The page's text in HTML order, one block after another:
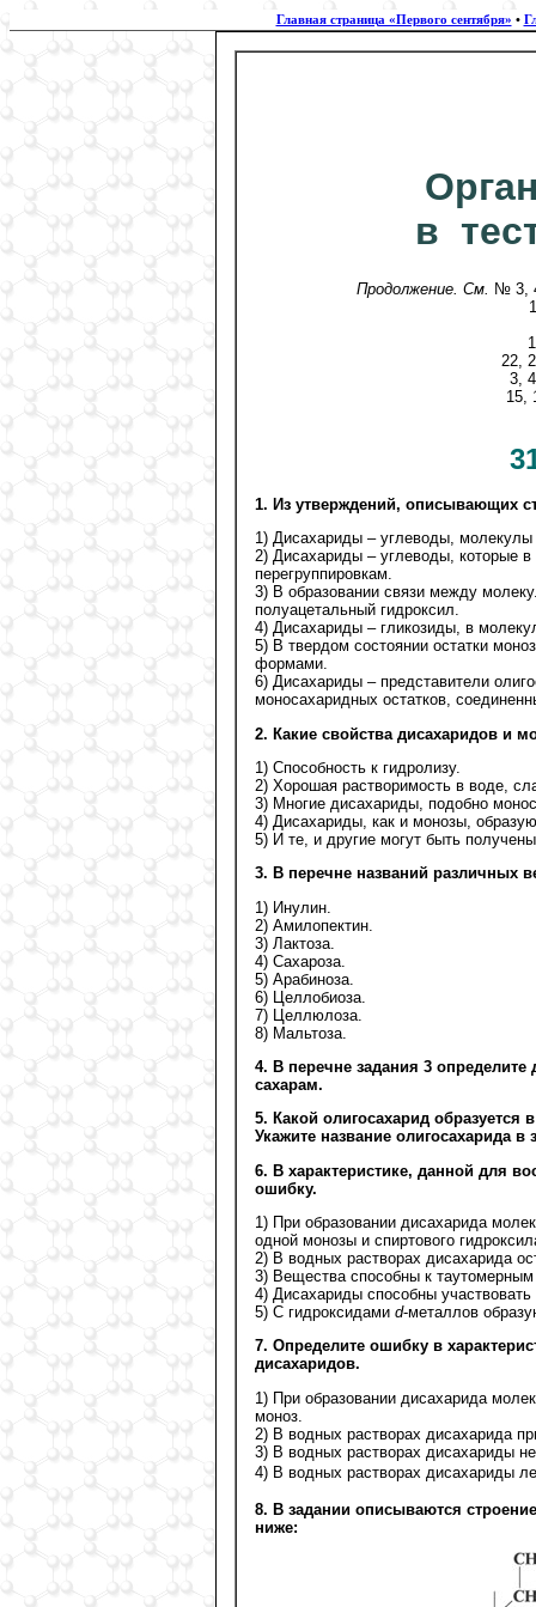
Главная страница «Первого сентября» •
в
Продолжение. См.
№ 3,
22,
3,
15,
1. Из утверждений, описывающих
1) Дисахариды – углеводы,
2) Дисахариды – углеводы, которые
перегруппировкам.
3) В образовании связи между
полуацетальный гидроксил.
4) Дисахариды – гликозиды, в
5) В твердом состоянии остатки
формами.
6) Дисахариды – представители
моносахаридных остатков,
2. Какие свойства дисахаридов и
1) Способность к гидролизу.
2) Хорошая растворимость в воде,
3) Многие дисахариды, подобно
4) Дисахариды, как и монозы,
5) И те, и другие могут быть
3. В перечне названий различных
1) Инулин.
2) Амилопектин.
3) Лактоза.
4) Сахароза.
5) Арабиноза.
6) Целлобиоза.
7) Целлюлоза.
8) Мальтоза.
4. В перечне задания 3
сахарам.
5. Какой олигосахарид образуется
Укажите название олигосахарида в
6. В характеристике, данной для
ошибку.
1) При образовании дисахарида
одной монозы и спиртового
2) В водных растворах дисахарида
3) Вещества способны к
4) Дисахариды способны
5) С гидроксидами d-металлов
7. Определите ошибку в
дисахаридов.
1) При образовании дисахарида
моноз.
2) В водных растворах дисахарида
3) В водных растворах дисахариды
4) В водных растворах дисахариды
8. В задании описываются
ниже: